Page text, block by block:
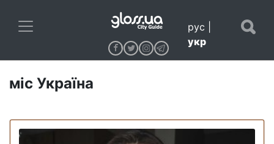
рус
укр
міс Україна